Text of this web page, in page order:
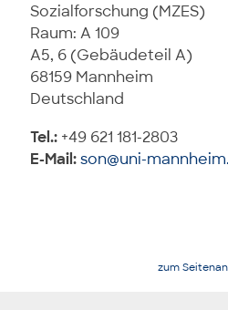
Sozialforschung (MZES)
Raum: A 109
A5, 6 (Gebäudeteil A)
68159 Mannheim
Deutschland
Tel.: +49 621 181-2803
E-Mail:son@uni-
zum